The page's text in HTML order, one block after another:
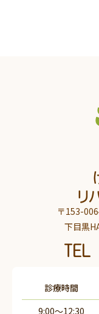
〒153-
下目黒
TEL
診療時間
9:00～12:30